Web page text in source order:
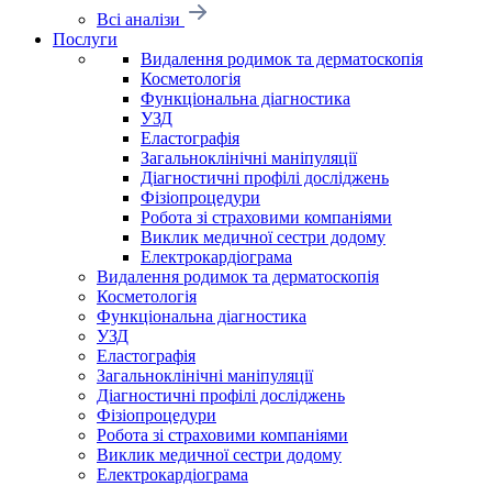
Всі аналізи
Послуги
Видалення родимок та дерматоскопія
Косметологія
Функціональна діагностика
УЗД
Еластографія
Загальноклінічні маніпуляції
Діагностичні профілі досліджень
Фізіопроцедури
Робота зі страховими компаніями
Виклик медичної сестри додому
Електрокардіограма
Видалення родимок та дерматоскопія
Косметологія
Функціональна діагностика
УЗД
Еластографія
Загальноклінічні маніпуляції
Діагностичні профілі досліджень
Фізіопроцедури
Робота зі страховими компаніями
Виклик медичної сестри додому
Електрокардіограма